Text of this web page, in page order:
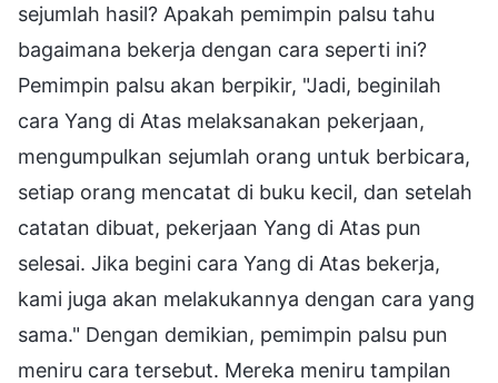
sejumlah hasil? Apakah pemimpin palsu tahu
bagaimana bekerja dengan cara seperti ini?
Pemimpin palsu akan berpikir, "Jadi, beginilah
cara Yang di Atas melaksanakan pekerjaan,
mengumpulkan sejumlah orang untuk berbicara,
setiap orang mencatat di buku kecil, dan setelah
catatan dibuat, pekerjaan Yang di Atas pun
selesai. Jika begini cara Yang di Atas bekerja,
kami juga akan melakukannya dengan cara yang
sama." Dengan demikian, pemimpin palsu pun
meniru cara tersebut. Mereka meniru tampilan